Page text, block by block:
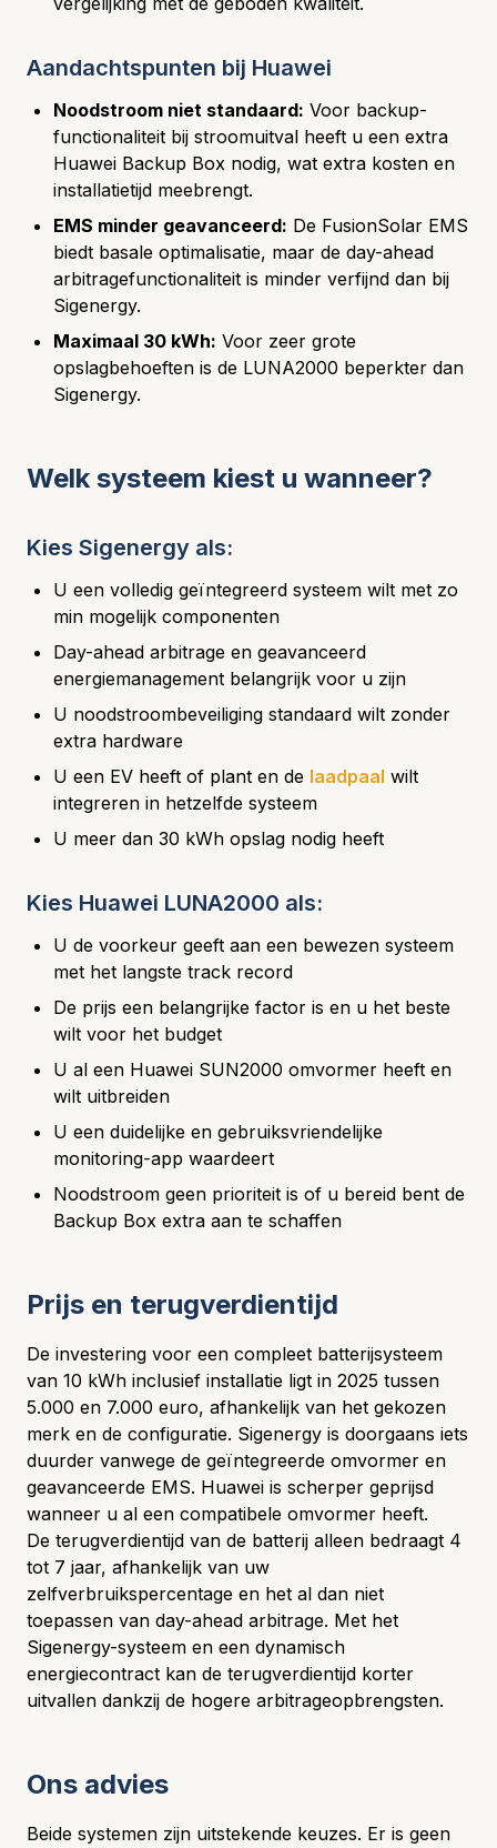
Aandachtspunten bij Huawei
Noodstroom niet standaard: Voor backup-
functionaliteit bij stroomuitval heeft u een extra
Huawei Backup Box nodig, wat extra kosten en
installatietijd meebrengt.
EMS minder geavanceerd: De FusionSolar EMS
biedt basale optimalisatie, maar de day-ahead
arbitragefunctionaliteit is minder verfijnd dan bij
Sigenergy.
Maximaal 30 kWh: Voor zeer grote
opslagbehoeften is de LUNA2000 beperkter dan
Sigenergy.
Welk systeem kiest u wanneer?
Kies Sigenergy als:
U een volledig geïntegreerd systeem wilt met zo
min mogelijk componenten
Day-ahead arbitrage en geavanceerd
energiemanagement belangrijk voor u zijn
U noodstroombeveiliging standaard wilt zonder
extra hardware
U een EV heeft of plant en de laadpaal wilt
integreren in hetzelfde systeem
U meer dan 30 kWh opslag nodig heeft
Kies Huawei LUNA2000 als:
U de voorkeur geeft aan een bewezen systeem
met het langste track record
De prijs een belangrijke factor is en u het beste
wilt voor het budget
U al een Huawei SUN2000 omvormer heeft en
wilt uitbreiden
U een duidelijke en gebruiksvriendelijke
monitoring-app waardeert
Noodstroom geen prioriteit is of u bereid bent de
Backup Box extra aan te schaffen
Prijs en terugverdientijd
De investering voor een compleet batterijsysteem
van 10 kWh inclusief installatie ligt in 2025 tussen
5.000 en 7.000 euro, afhankelijk van het gekozen
merk en de configuratie. Sigenergy is doorgaans iets
duurder vanwege de geïntegreerde omvormer en
geavanceerde EMS. Huawei is scherper geprijsd
wanneer u al een compatibele omvormer heeft.
De terugverdientijd van de batterij alleen bedraagt 4
tot 7 jaar, afhankelijk van uw
zelfverbruikspercentage en het al dan niet
toepassen van day-ahead arbitrage. Met het
Sigenergy-systeem en een dynamisch
energiecontract kan de terugverdientijd korter
uitvallen dankzij de hogere arbitrageopbrengsten.
Ons advies
Beide systemen zijn uitstekende keuzes. Er is geen